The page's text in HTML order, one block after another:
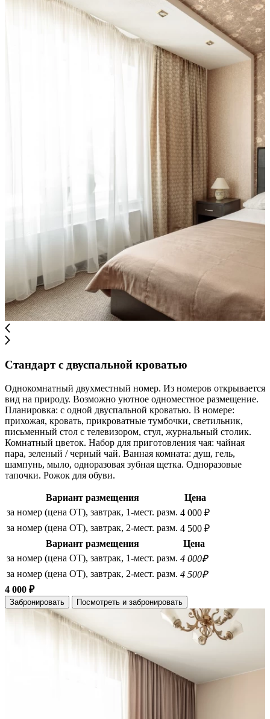
Стандарт с двуспальной кроватью
Однокомнатный двухместный номер. Из номеров открывается
вид на природу. Возможно уютное одноместное размещение.
Планировка: с одной двуспальной кроватью. В номере:
прихожая, кровать, прикроватные тумбочки, светильник,
письменный стол с телевизором, стул, журнальный столик.
Комнатный цветок. Набор для приготовления чая: чайная
пара, зеленый / черный чай. Ванная комната: душ, гель,
шампунь, мыло, одноразовая зубная щетка. Одноразовые
тапочки. Рожок для обуви.
Вариант размещения
Цена
за номер (цена ОТ), завтрак, 1-мест. разм. 4 000 ₽
за номер (цена ОТ), завтрак, 2-мест. разм. 4 500 ₽
Вариант размещения
Цена
за номер (цена ОТ), завтрак, 1-мест. разм. 4 000₽
за номер (цена ОТ), завтрак, 2-мест. разм. 4 500₽
4 000 ₽
Забронировать Посмотреть и забронировать